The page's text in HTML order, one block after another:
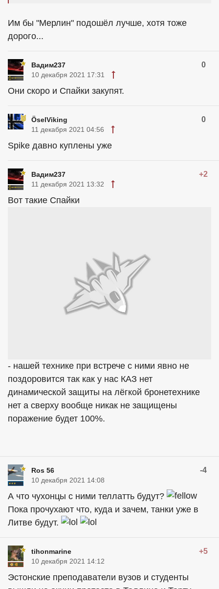
Им бы "Мерлин" подошёл лучше, хотя тоже
дорого...
Вадим237 0
10 декабря 2021 17:31
Они скоро и Спайки закупят.
ÖselViking 0
11 декабря 2021 04:56
Spike давно куплены уже
Вадим237 +2
11 декабря 2021 13:32
Вот такие Спайки
- нашей технике при встрече с ними явно не
поздоровится так как у нас КАЗ нет
динамической защиты на лёгкой бронетехнике
нет а сверху вообще никак не защищены
поражение будет 100%.
Ros 56 -4
10 декабря 2021 14:08
А что чухонцы с ними теллатть будут?
Пока прочухают что, куда и зачем, танки уже в
Литве будут.
tihonmarine +5
10 декабря 2021 14:12
Эстонские преподаватели вузов и студенты